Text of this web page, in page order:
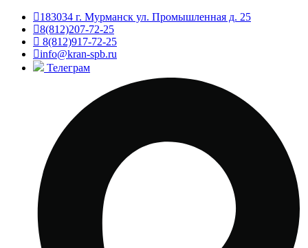
183034 г. Мурманск ул. Промышленная д. 25
8(812)207-72-25
8(812)917-72-25
info@kran-spb.ru
Телеграм